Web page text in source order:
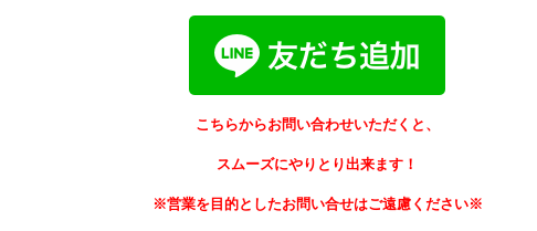
こちらからお問い合わせいただくと、
スムーズにやりとり出来ます！
※営業を目的としたお問い合せはご遠慮ください※